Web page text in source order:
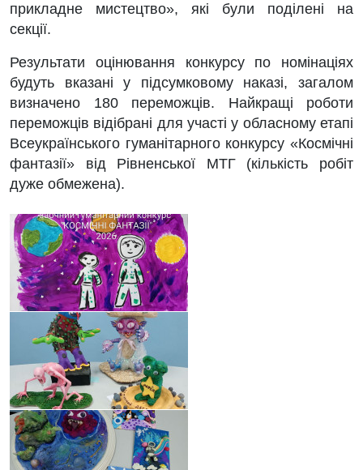
прикладне мистецтво», які були поділені на
секції.
Результати оцінювання конкурсу по номінаціях
будуть вказані у підсумковому наказі, загалом
визначено 180 переможців. Найкращі роботи
переможців відібрані для участі у обласному етапі
Всеукраїнського гуманітарного конкурсу «Космічні
фантазії» від Рівненської МТГ (кількість робіт
дуже обмежена).